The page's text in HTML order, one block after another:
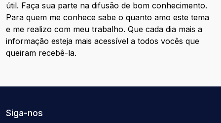
útil. Faça sua parte na difusão de bom conhecimento.
Para quem me conhece sabe o quanto amo este tema
e me realizo com meu trabalho. Que cada dia mais a
informação esteja mais acessível a todos vocês que
queiram recebê-la.
Siga-nos